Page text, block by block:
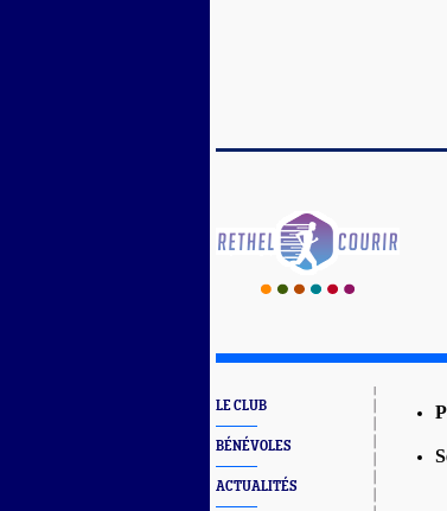
LE CLUB
BÉNÉVOLES
ACTUALITÉS